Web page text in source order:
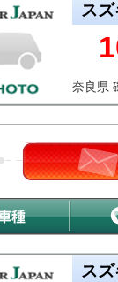
スズ
奈良県
スズ